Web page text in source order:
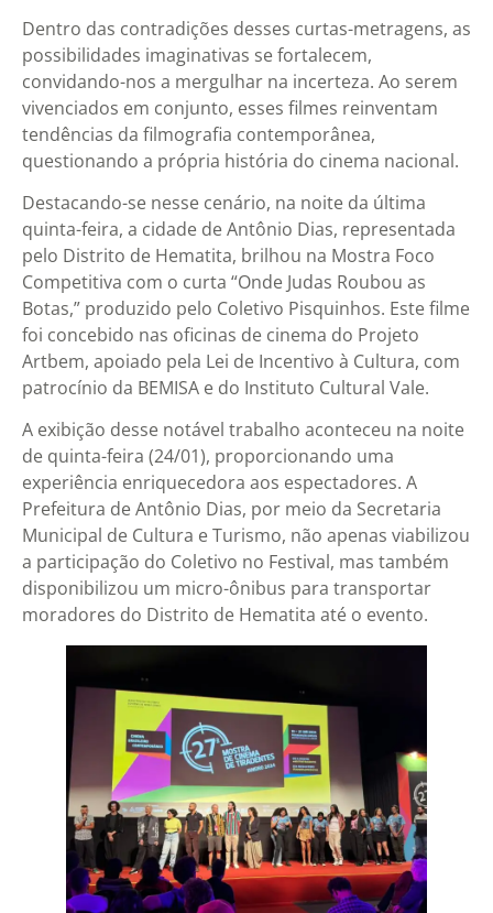
Dentro das contradições desses curtas-metragens, as
possibilidades imaginativas se fortalecem,
convidando-nos a mergulhar na incerteza. Ao serem
vivenciados em conjunto, esses filmes reinventam
tendências da filmografia contemporânea,
questionando a própria história do cinema nacional.
Destacando-se nesse cenário, na noite da última
quinta-feira, a cidade de Antônio Dias, representada
pelo Distrito de Hematita, brilhou na Mostra Foco
Competitiva com o curta “Onde Judas Roubou as
Botas,” produzido pelo Coletivo Pisquinhos. Este filme
foi concebido nas oficinas de cinema do Projeto
Artbem, apoiado pela Lei de Incentivo à Cultura, com
patrocínio da BEMISA e do Instituto Cultural Vale.
A exibição desse notável trabalho aconteceu na noite
de quinta-feira (24/01), proporcionando uma
experiência enriquecedora aos espectadores. A
Prefeitura de Antônio Dias, por meio da Secretaria
Municipal de Cultura e Turismo, não apenas viabilizou
a participação do Coletivo no Festival, mas também
disponibilizou um micro-ônibus para transportar
moradores do Distrito de Hematita até o evento.